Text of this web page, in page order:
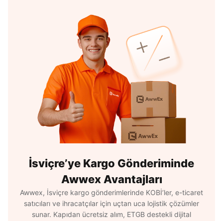
İsviçre’ye Kargo Gönderiminde
Awwex Avantajları
Awwex, İsviçre kargo gönderimlerinde KOBİ’ler, e-ticaret
satıcıları ve ihracatçılar için uçtan uca lojistik çözümler
sunar. Kapıdan ücretsiz alım, ETGB destekli dijital